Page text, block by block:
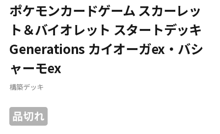
ポケモンカードゲーム スカーレッ
ト＆バイオレット スタートデッキ
Generations カイオーガex・バシ
ャーモex
構築デッキ
品切れ